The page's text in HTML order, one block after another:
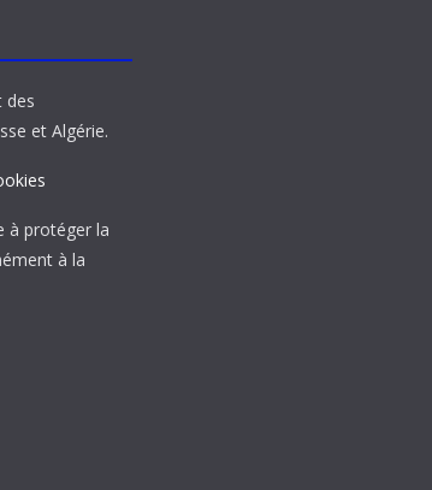
des
et Algérie.
à protéger la
à la